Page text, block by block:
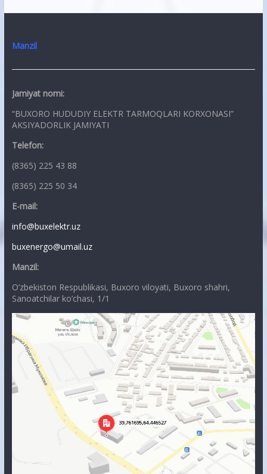
Manzil
Jamiyat nomi:
“BUXORO HUDUDIY ELEKTR TARMOQLARI KORXONASI”
AKSIYADORLIK JAMIYATI
Telefon:
(8365) 225 43 88
(8365) 225 50 34
E-mail:
info@buxelektr.uz
buxenergo@umail.uz
Manzil:
O’zbekiston Respublikasi, Buxoro viloyati, Buxoro shahri,
Sanoatchilar ko’chasi, 1/1